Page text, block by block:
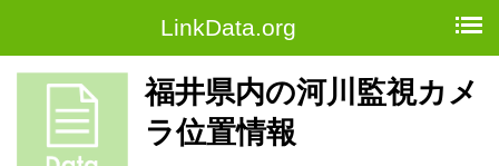
LinkData.org
福井県内の河川監視カメ
ラ位置情報